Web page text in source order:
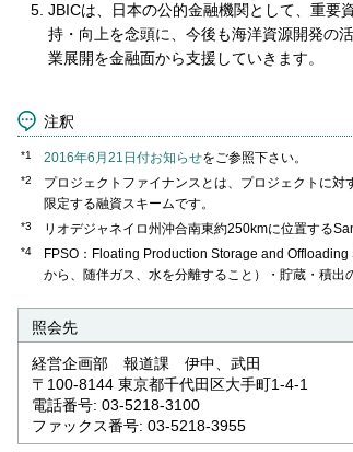
JBICは、日本の公的金融機関として、重要
持・向上を念頭に、今後も海洋資源開発の
業展開を金融面から支援していきます。
注釈
*1 2016年6月21日付お知らせをご参照下さい。
*2
プロジェクトファイナンスとは、プロジェクトに
限定する融資スキームです。
*3 リオデジャネイロ州沖合南東約250kmに位置する
*4
FPSO：Floating Production Storage and
から、随伴ガス、水を分離すること）・貯蔵・積出
照会先
経営企画部 報道課 伊中、武田
〒100-8144 東京都千代田区大手町1-4-1
電話番号: 03-5218-3100
ファックス番号: 03-5218-3955